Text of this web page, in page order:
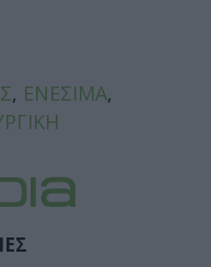
, ΕΝΕΣΙΜΑ,